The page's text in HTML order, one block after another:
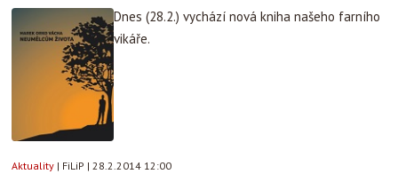
Dnes (28.2.) vychází nová kniha našeho farního
vikáře.
Aktuality | FiLiP | 28.2.2014 12:00